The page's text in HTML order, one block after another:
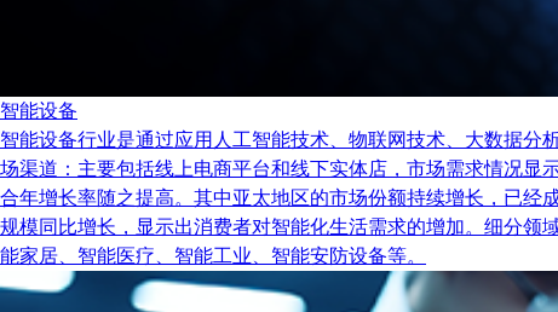
智能设备
智能设备行业是通过应用人工智能技术、物联网技术、大数据
场渠道：主要包括线上电商平台和线下实体店，市场需求情况显
合年增长率随之提高。其中亚太地区的市场份额持续增长，已
规模同比增长，显示出消费者对智能化生活需求的增加。细分
能家居、智能医疗、智能工业、智能安防设备等。